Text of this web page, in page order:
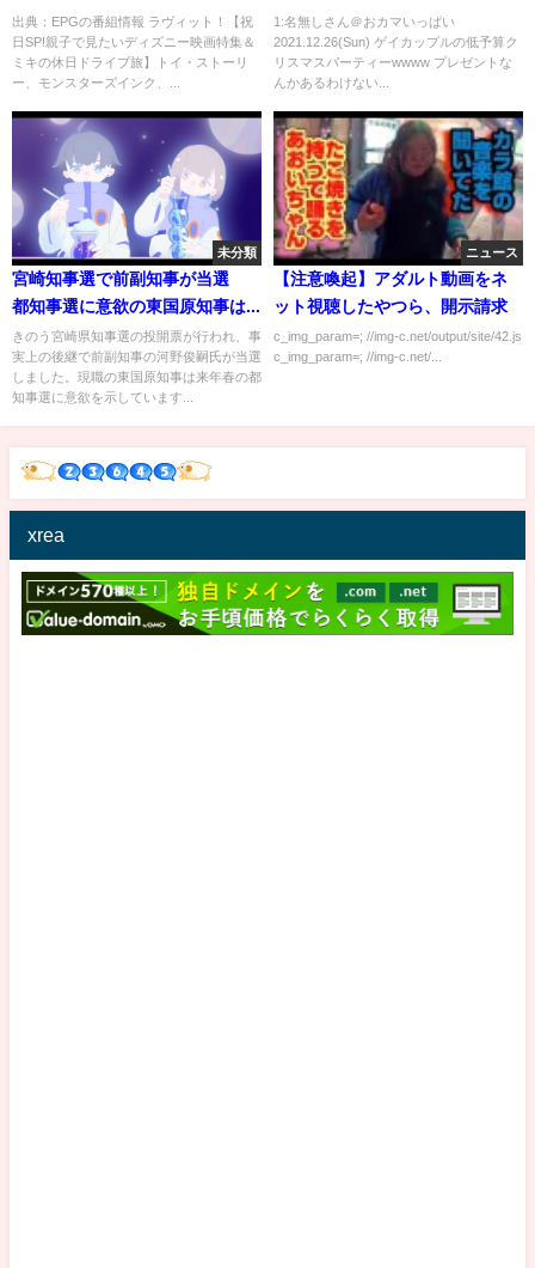
の休日ドライブ旅】[字]…の番組
内容解析まとめ
出典：EPGの番組情報 ラヴィット！【祝
日SP!親子で見たいディズニー映画特集＆
ミキの休日ドライブ旅】トイ・ストーリ
ー、モンスターズインク、...
なんかあるわけないじゃん
1:名無しさん＠おカマいっぱい
2021.12.26(Sun) ゲイカップルの低予算ク
リスマスパーティーwwww プレゼントな
んかあるわけない...
未分類
宮崎知事選で前副知事が当選
都知事選に意欲の東国原知事は...
きのう宮崎県知事選の投開票が行われ、事
実上の後継で前副知事の河野俊嗣氏が当選
しました。現職の東国原知事は来年春の都
知事選に意欲を示しています...
ニュース
【注意喚起】アダルト動画をネ
ット視聴したやつら、開示請求
c_img_param=; //img-c.net/output/site/42.js
c_img_param=; //img-c.net/...
xrea